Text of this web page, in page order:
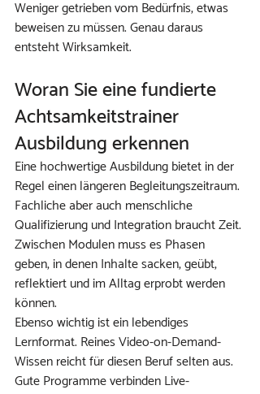
Weniger getrieben vom Bedürfnis, etwas
beweisen zu müssen. Genau daraus
entsteht Wirksamkeit.
Woran Sie eine fundierte
Achtsamkeitstrainer
Ausbildung erkennen
Eine hochwertige Ausbildung bietet in der
Regel einen längeren Begleitungszeitraum.
Fachliche aber auch menschliche
Qualifizierung und Integration braucht Zeit.
Zwischen Modulen muss es Phasen
geben, in denen Inhalte sacken, geübt,
reflektiert und im Alltag erprobt werden
können.
Ebenso wichtig ist ein lebendiges
Lernformat. Reines Video-on-Demand-
Wissen reicht für diesen Beruf selten aus.
Gute Programme verbinden Live-